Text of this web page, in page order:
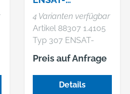
GEWINDEEINSÄT
ZE TYP 307, KURZ,
SELBSTSCHN., S
4 Varianten verfügbar
Artikel 88307 1.4105
Typ 307 ENSAT-
Gewindeeinsätze Typ
307, kurz,
selbstschn.,
Schneidbohrungen,
Preis auf Anfrage
Details